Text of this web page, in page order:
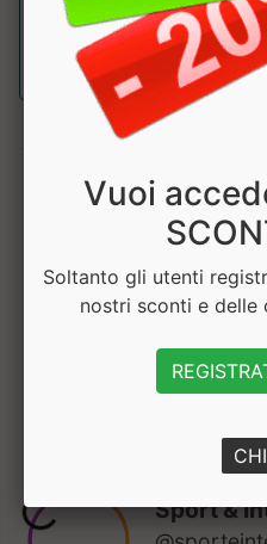
a partire
sconto
Hai bisogno di
Vuoi
Soltanto gli utenti
nostri sconti e